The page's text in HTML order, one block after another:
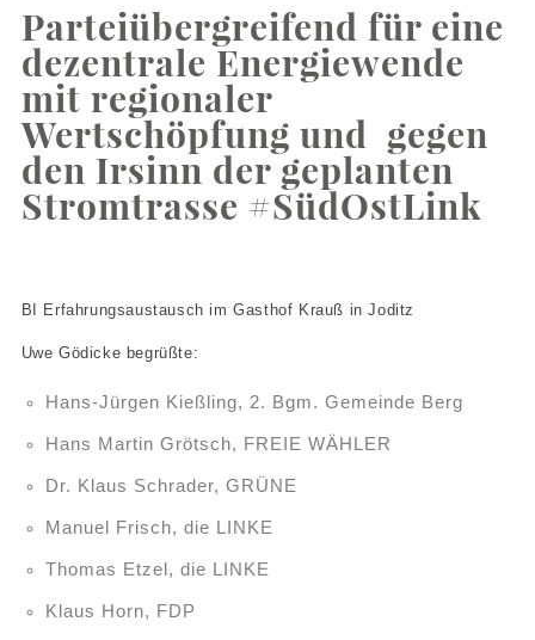
Parteiübergreifend für eine
dezentrale Energiewende
mit regionaler
Wertschöpfung und gegen
den Irsinn der geplanten
Stromtrasse #SüdOstLink
BI Erfahrungsaustausch imGasthof Krauß in Joditz
Uwe Gödicke begrüßte:
Hans-Jürgen Kießling, 2. Bgm. Gemeinde Berg
Hans Martin Grötsch, FREIE WÄHLER
Dr. Klaus Schrader, GRÜNE
Manuel Frisch, die LINKE
Thomas Etzel, die LINKE
Klaus Horn, FDP